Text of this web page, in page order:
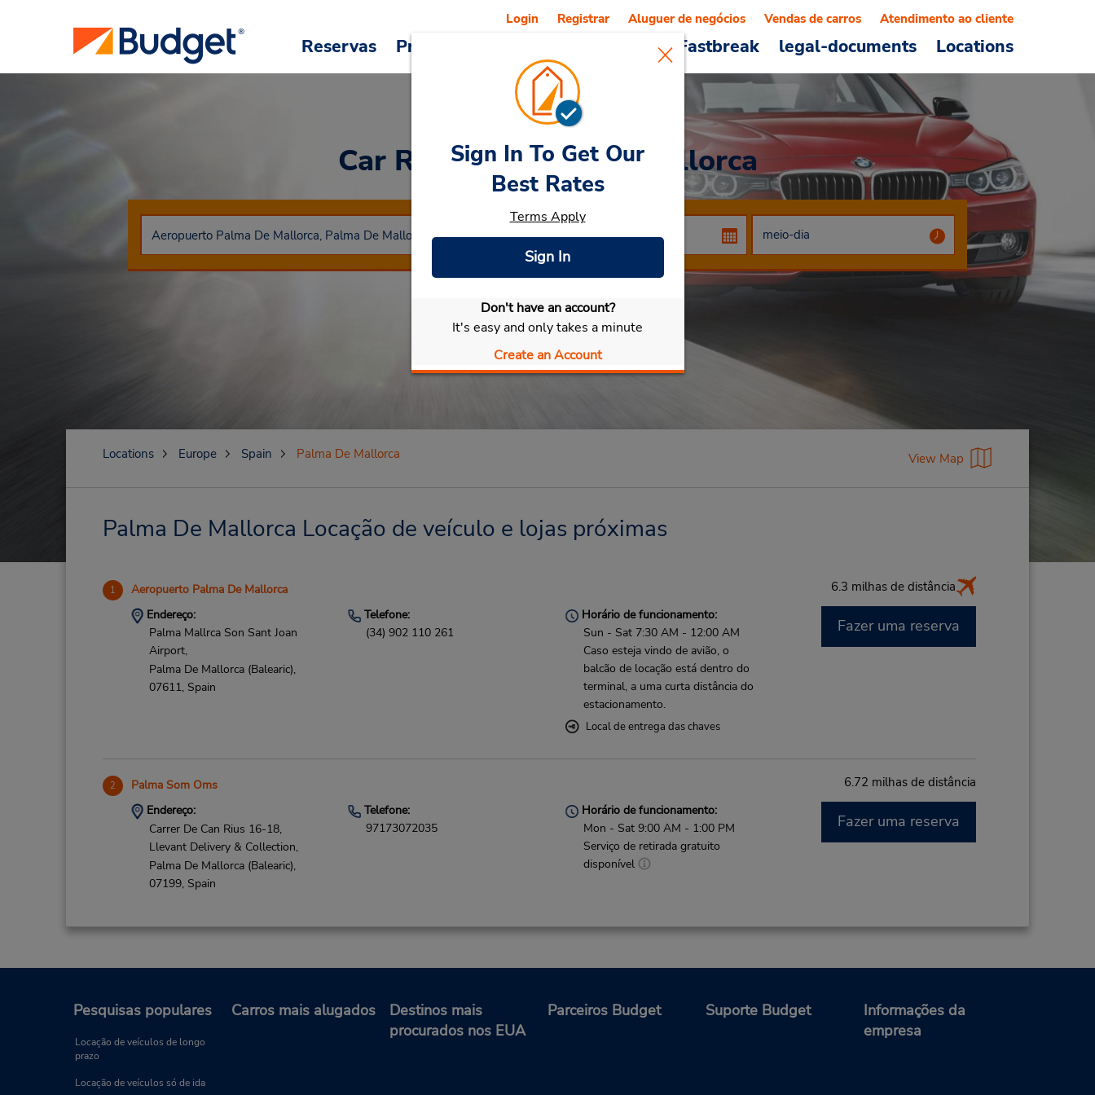
Reservas Promoções Veículos e serviços Fastbreak legal-documents Locations
Login Registrar Aluguer de negócios Vendas de carros Atendimento ao cliente
Car RentalPalma De Mallorca
Selecionar meu carro
Sign In To Get Our
Best Rates
Terms Apply
Sign In
Don't have an account?
It's easy and only takes a minute
Create an Account
Locations Europe Spain Palma De Mallorca View Map
Palma De Mallorca Locação de veículo e lojas próximas
1 Aeropuerto Palma De Mallorca 6.3 milhas de distância
Endereço:
Palma Mallrca Son Sant Joan
Airport,
Palma De Mallorca (Balearic),
07611, Spain
Telefone:
(34) 902 110 261
Horário de funcionamento:
Sun - Sat 7:30 AM - 12:00 AM
Caso esteja vindo de avião, o
balcão de locação está dentro do
terminal, a uma curta distância do
estacionamento.
Local de entrega das chaves
Fazer uma reserva
2 Palma Som Oms 6.72 milhas de distância
Endereço:
Carrer De Can Rius 16-18,
Llevant Delivery & Collection,
Palma De Mallorca (Balearic),
07199, Spain
Telefone:
97173072035
Horário de funcionamento:
Mon - Sat 9:00 AM - 1:00 PM
Serviço de retirada gratuito
disponível
Fazer uma reserva
Pesquisas populares
Locação de veículos de longo
prazo
Locação de veículos só de ida
Carros mais alugados
Destinos mais
procurados nos EUA
Parceiros Budget Suporte Budget
Informações da
empresa